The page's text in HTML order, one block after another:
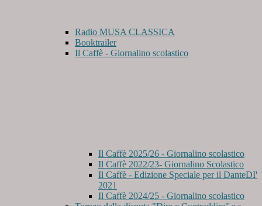
Radio MUSA CLASSICA
Booktrailer
Il Caffè - Giornalino scolastico
Il Caffè 2025/26 - Giornalino scolastico
Il Caffè 2022/23- Giornalino Scolastico
Il Caffè - Edizione Speciale per il DanteDI'
2021
Il Caffè 2024/25 - Giornalino scolastico